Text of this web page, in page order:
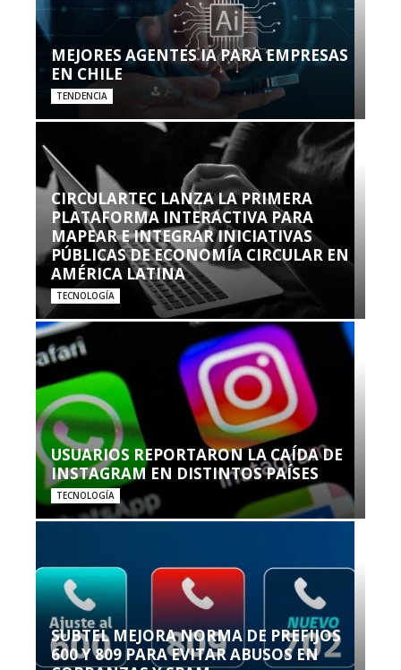
MEJORES AGENTES IA PARA EMPRESAS
EN CHILE
TENDENCIA
CIRCULARTEC LANZA LA PRIMERA
PLATAFORMA INTERACTIVA PARA
MAPEAR E INTEGRAR INICIATIVAS
PÚBLICAS DE ECONOMÍA CIRCULAR EN
AMÉRICA LATINA
TECNOLOGÍA
USUARIOS REPORTARON LA CAÍDA DE
INSTAGRAM EN DISTINTOS PAÍSES
TECNOLOGÍA
SUBTEL MEJORA NORMA DE PREFIJOS
600 Y 809 PARA EVITAR ABUSOS EN